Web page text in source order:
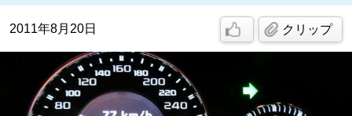
2011年8月20日 クリップ